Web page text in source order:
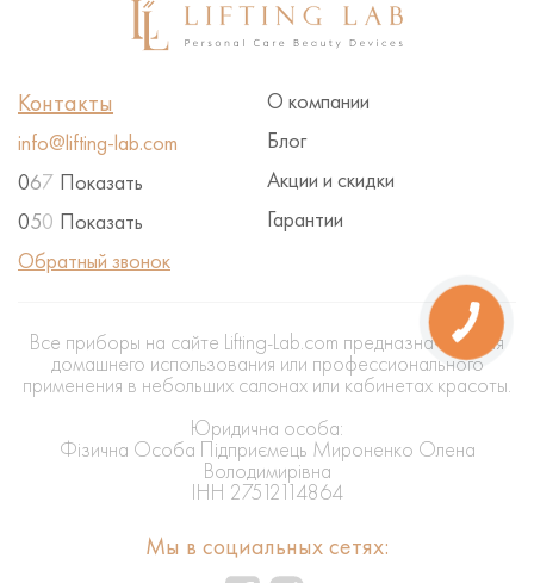
О компании
Блог
Акции и скидки
Гарантии
Контакты
info@lifting-lab.com
067 Показать
050 Показать
Обратный звонок
Мы в социальных сетях:
Все приборы на сайте Lifting-Lab.com предназначены для
домашнего использования или профессионального
применения в небольших салонах или кабинетах красоты.
Юридична особа:
Фізична Особа Підприємець Мироненко Олена
Володимирівна
ІНН 27512114864
КНОПКА
ЗВ'ЯЗКУ